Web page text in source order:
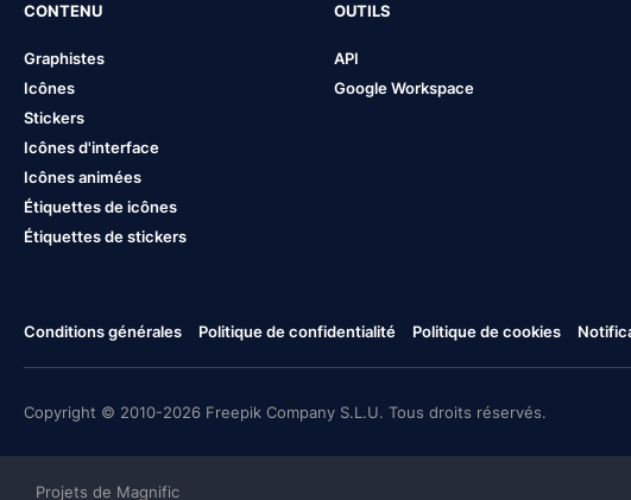
CONTENU
Graphistes
Icônes
Stickers
Icônes d'interface
Icônes animées
Étiquettes de icônes
Étiquettes de stickers
OUTILS
API
Google Workspace
Conditions générales Politique de confidentialité Politique de cookies
Copyright © 2010-2026 Freepik Company S.L.U. Tous droits réservés.
Projets de Magnific